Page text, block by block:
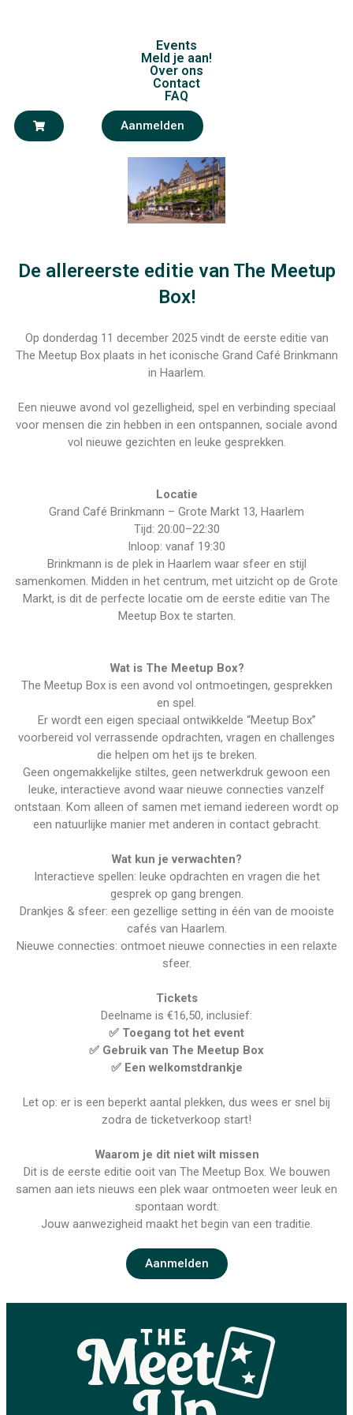
Events
Meld je aan!
Over ons
Contact
FAQ
Aanmelden
De allereerste editie van The Meetup
Box!
Op donderdag 11 december 2025 vindt de eerste editie van
The Meetup Box plaats in het iconische Grand Café Brinkmann
in Haarlem.
Een nieuwe avond vol gezelligheid, spel en verbinding speciaal
voor mensen die zin hebben in een ontspannen, sociale avond
vol nieuwe gezichten en leuke gesprekken.
Locatie
Grand Café Brinkmann – Grote Markt 13, Haarlem
Tijd: 20:00–22:30
Inloop: vanaf 19:30
Brinkmann is de plek in Haarlem waar sfeer en stijl
samenkomen. Midden in het centrum, met uitzicht op de Grote
Markt, is dit de perfecte locatie om de eerste editie van The
Meetup Box te starten.
Wat is The Meetup Box?
The Meetup Box is een avond vol ontmoetingen, gesprekken
en spel.
Er wordt een eigen speciaal ontwikkelde “Meetup Box”
voorbereid vol verrassende opdrachten, vragen en challenges
die helpen om het ijs te breken.
Geen ongemakkelijke stiltes, geen netwerkdruk gewoon een
leuke, interactieve avond waar nieuwe connecties vanzelf
ontstaan. Kom alleen of samen met iemand iedereen wordt op
een natuurlijke manier met anderen in contact gebracht.
Wat kun je verwachten?
Interactieve spellen: leuke opdrachten en vragen die het
gesprek op gang brengen.
Drankjes & sfeer: een gezellige setting in één van de mooiste
cafés van Haarlem.
Nieuwe connecties: ontmoet nieuwe connecties in een relaxte
sfeer.
Tickets
Deelname is €16,50, inclusief:
✅ Toegang tot het event
✅ Gebruik van The Meetup Box
✅ Een welkomstdrankje
Let op: er is een beperkt aantal plekken, dus wees er snel bij
zodra de ticketverkoop start!
Waarom je dit niet wilt missen
Dit is de eerste editie ooit van The Meetup Box. We bouwen
samen aan iets nieuws een plek waar ontmoeten weer leuk en
spontaan wordt.
Jouw aanwezigheid maakt het begin van een traditie.
Aanmelden